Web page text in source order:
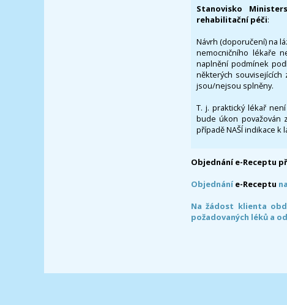
Stanovisko
rehabilitační péči:
Návrh (doporučení) na
nemocničního lékaře
naplnění podmínek
některých souvisejících
jsou/nejsou splněny.
T. j. praktický lékař
bude úkon považován
případě NAŠÍ indikace k
Objednání e-Receptu
Objednáníe-Receptu
Na žádost klienta
požadovaných léků a